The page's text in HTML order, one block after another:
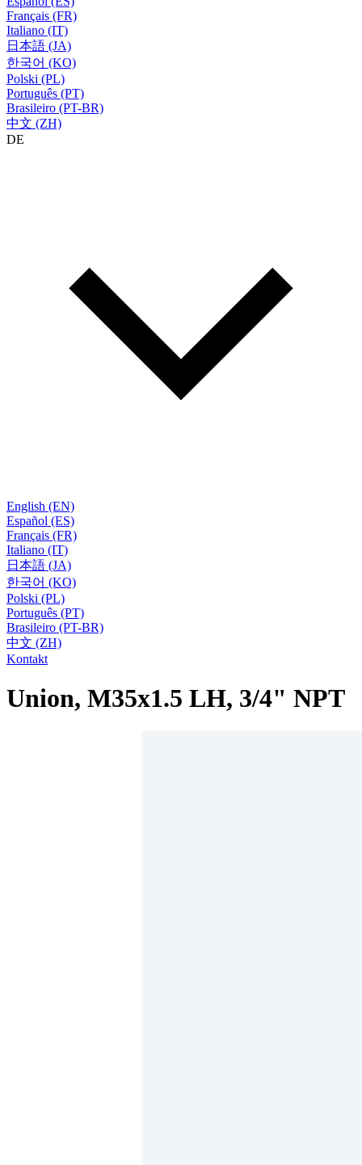
Français (FR)
Italiano (IT)
日本語 (JA)
한국어 (KO)
Polski (PL)
Português (PT)
Brasileiro (PT-BR)
中文 (ZH)
DE
English (EN)
Español (ES)
Français (FR)
Italiano (IT)
日本語 (JA)
한국어 (KO)
Polski (PL)
Português (PT)
Brasileiro (PT-BR)
中文 (ZH)
Kontakt
Union, M35x1.5 LH, 3/4" NPT